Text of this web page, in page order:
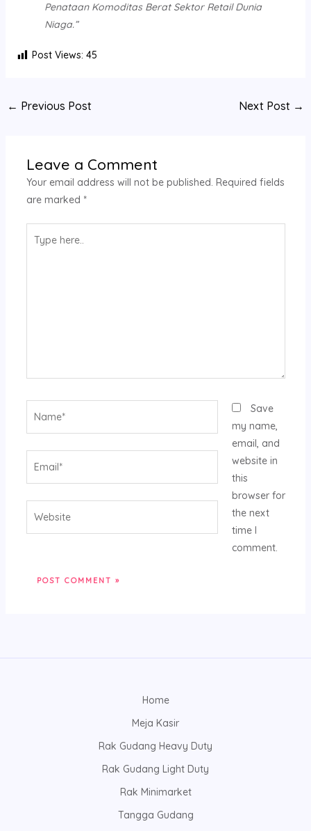
Penataan Komoditas Berat Sektor Retail Dunia
Niaga.”
Post Views: 45
← Previous Post Next Post →
Leave a Comment
Your email address will not be published. Required fields
are marked *
here..
Save
my name,
email, and
website in
this
browser for
the next
time I
comment.
Home
Meja Kasir
Rak Gudang Heavy Duty
Rak Gudang Light Duty
Rak Minimarket
Tangga Gudang